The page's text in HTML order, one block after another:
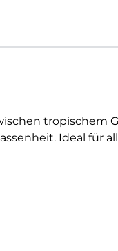
tropischem
Ideal für